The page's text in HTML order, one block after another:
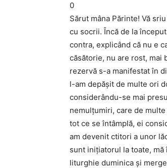
0
Sărut mâna Părinte! Vă
cu socrii. Încă de la
contra, explicând că nu e
căsătorie, nu are rost, mai
rezervă s-a manifestat în
l-am depăşit de multe ori
considerându-se mai
nemulţumiri, care de
tot ce se întâmplă, ei
am devenit ctitori a unor
sunt iniţiatorul la toate,
liturghie duminica şi